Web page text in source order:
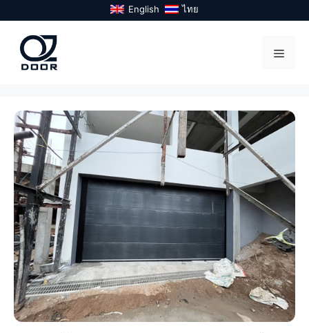
to
content
English ไทย